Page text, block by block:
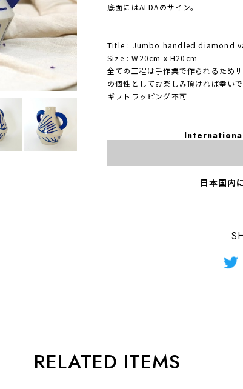
底面にはALDAのサイン。
Title : Jumbo handled diamond
Size : W20cm x H20cm
全ての工程は手作業で作られるため
の個性としてお楽しみ頂ければ幸い
ギフトラッピング不可
日本国内
RELATED ITEMS